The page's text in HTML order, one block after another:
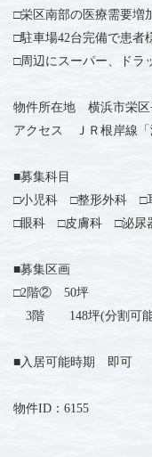
□栄区南部の医療需要増
□駐車場42台完備で患者
□周辺にスーパー、ドラ
物件所在地 横浜市栄区
アクセス ＪＲ根岸線「
■募集科目
□小児科 □整形外科 □
□眼科 □皮膚科 □泌尿
■募集区画
□2階② 50坪
3階 148坪(分割可
■入居可能時期 即可
物件ID：6155